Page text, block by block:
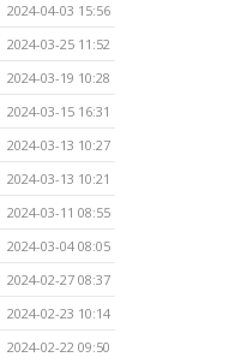
2024-04-03 15:56
2024-03-25 11:52
2024-03-19 10:28
2024-03-15 16:31
2024-03-13 10:27
2024-03-13 10:21
2024-03-11 08:55
2024-03-04 08:05
2024-02-27 08:37
2024-02-23 10:14
2024-02-22 09:50